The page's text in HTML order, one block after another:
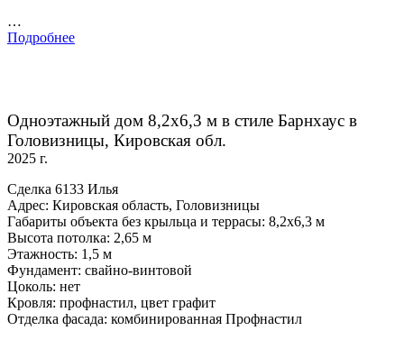
…
Подробнее
Одноэтажный дом 8,2х6,3 м в стиле Барнхаус в
Головизницы, Кировская обл.
2025 г.
Сделка 6133 Илья
Адрес: Кировская область, Головизницы
Габариты объекта без крыльца и террасы: 8,2х6,3 м
Высота потолка: 2,65 м
Этажность: 1,5 м
Фундамент: свайно-винтовой
Цоколь: нет
Кровля: профнастил, цвет графит
Отделка фасада: комбинированная Профнастил